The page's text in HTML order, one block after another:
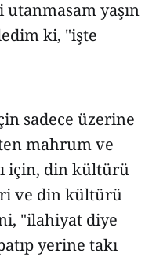
yaşın
ki, "işte
sadece üzerine
mahrum ve
için, din kültürü
ve din kültürü
"ilahiyat diye
yerine takı